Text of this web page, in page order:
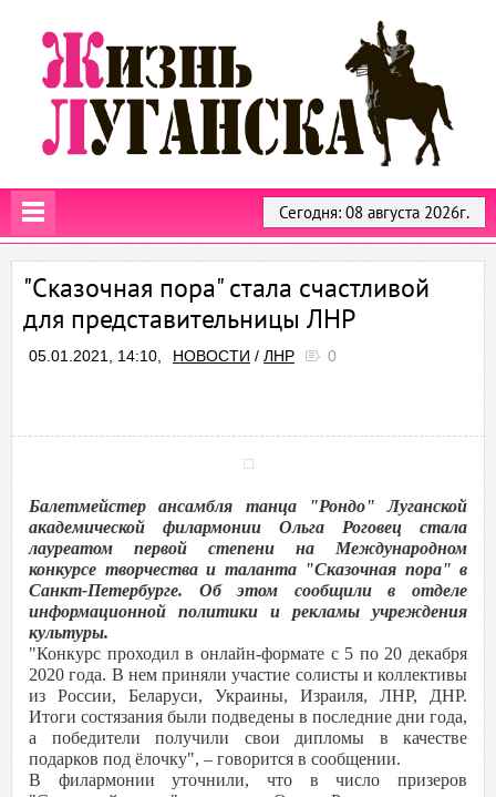
Сегодня: 08 августа 2026г.
"Сказочная пора" стала счастливой
для представительницы ЛНР
05.01.2021, 14:10, НОВОСТИ / ЛНР 0
Балетмейстер ансамбля танца "Рондо" Луганской
академической филармонии Ольга Роговец стала
лауреатом первой степени на Международном
конкурсе творчества и таланта "Сказочная пора" в
Санкт-Петербурге. Об этом сообщили в отделе
информационной политики и рекламы учреждения
культуры.
"Конкурс проходил в онлайн-формате с 5 по 20 декабря
2020 года. В нем приняли участие солисты и коллективы
из России, Беларуси, Украины, Израиля, ЛНР, ДНР.
Итоги состязания были подведены в последние дни года,
а победители получили свои дипломы в качестве
подарков под ёлочку", – говорится в сообщении.
В филармонии уточнили, что в число призеров